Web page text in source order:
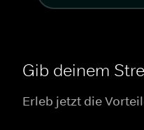
Gib deinem
Erleb jetzt die